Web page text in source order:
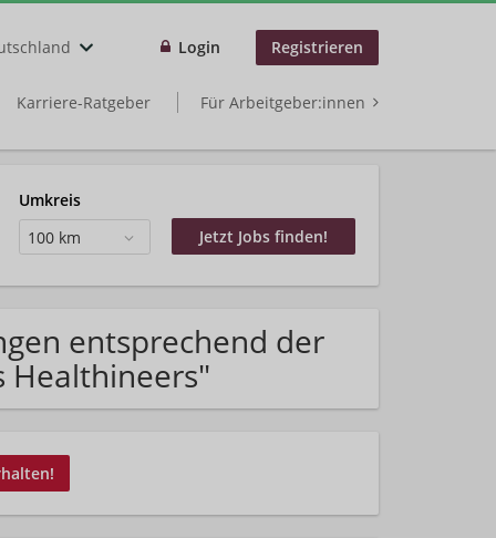
Login Registrieren
Karriere-Ratgeber Für Arbeitgeber:innen
Umkreis
100 km
entsprechend der
Healthineers"